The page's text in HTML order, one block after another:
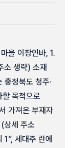
을 이장인바, 1.
생략) 소재
청북도 청주·
할 목적으로
가져온 부재자
상세 주소
세대주 란에